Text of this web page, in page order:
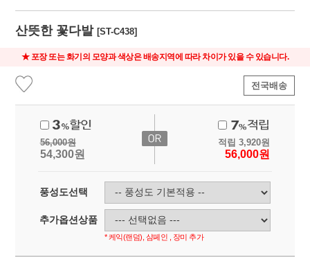
산뜻한 꽃다발[ST-C438]
★ 포장 또는 화기의 모양과 색상은 배송지역에 따라 차이가 있을 수 있습니다.
전국배송
56,000원
54,300원
적립 3,920원
56,000원
풍성도선택
추가옵션상품
* 케익(랜덤), 샴페인 , 장미 추가